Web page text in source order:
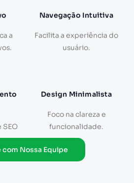
a
Navegação Intuitiva
Facilita a experiência do
usuário.
Design Minimalista
Foco na clareza e
funcionalidade.
com Nossa Equipe